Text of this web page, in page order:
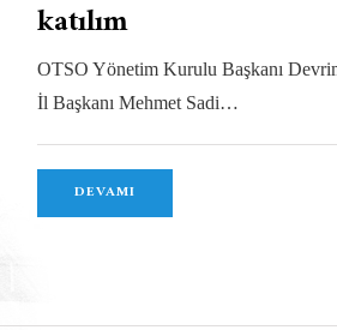
katılım
OTSO Yönetim Kurulu Başkanı
İl Başkanı Mehmet Sadi…
DEVAMI